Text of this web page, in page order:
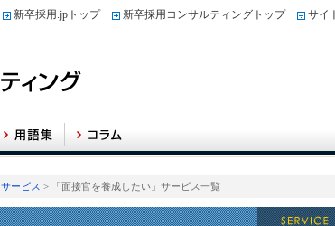
新卒採用.jpトップ 新卒採用コンサルティングトップ サイ
サービス > 「面接官を養成したい」サービス一覧